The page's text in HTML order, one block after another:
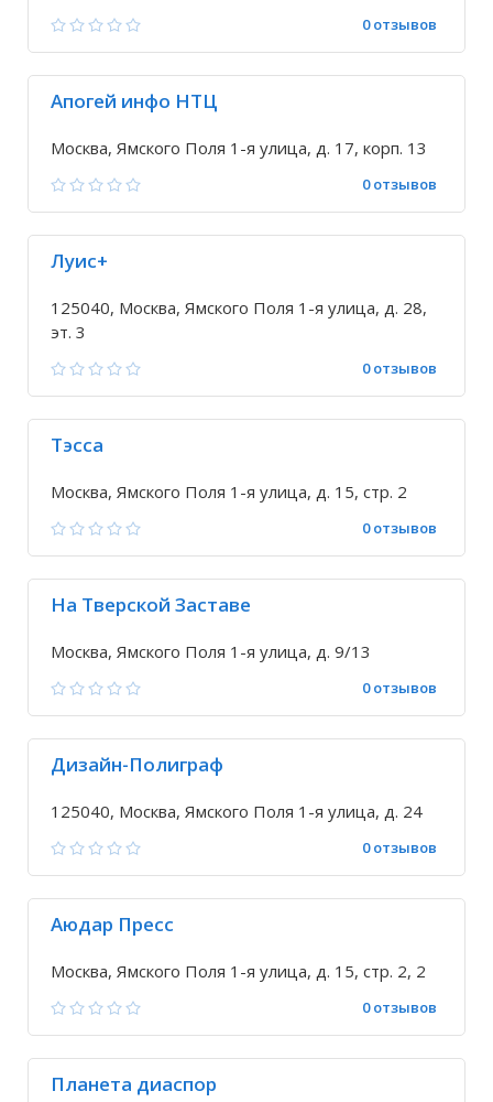
0 отзывов
Апогей инфо НТЦ
Москва, Ямского Поля 1-я улица, д. 17, корп. 13
0 отзывов
Луис+
125040, Москва, Ямского Поля 1-я улица, д. 28,
эт. 3
0 отзывов
Тэсса
Москва, Ямского Поля 1-я улица, д. 15, стр. 2
0 отзывов
На Тверской Заставе
Москва, Ямского Поля 1-я улица, д. 9/13
0 отзывов
Дизайн-Полиграф
125040, Москва, Ямского Поля 1-я улица, д. 24
0 отзывов
Аюдар Пресс
Москва, Ямского Поля 1-я улица, д. 15, стр. 2, 2
0 отзывов
Планета диаспор